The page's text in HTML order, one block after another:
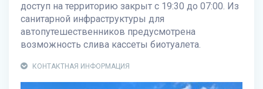
доступ на территорию закрыт с 19:30 до 07:00. Из
санитарной инфраструктуры для
автопутешественников предусмотрена
возможность слива кассеты биотуалета.
КОНТАКТНАЯ ИНФОРМАЦИЯ